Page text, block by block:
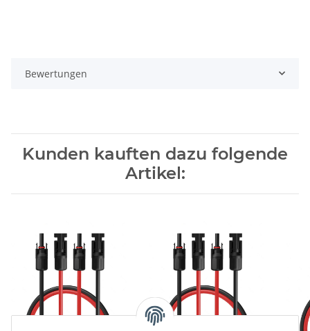
Bewertungen
Kunden kauften dazu folgende
Artikel: